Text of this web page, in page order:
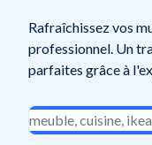
Rafraîchissez vos
professionnel. Un
parfaites grâce à